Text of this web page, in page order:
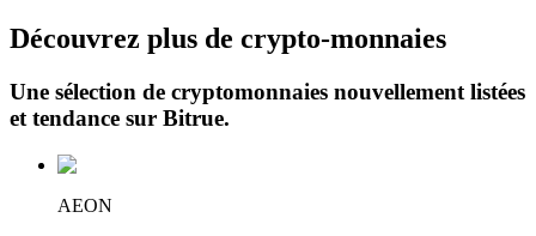
Découvrez plus de crypto-monnaies
Une sélection de cryptomonnaies nouvellement listées
et tendance sur Bitrue.
AEON